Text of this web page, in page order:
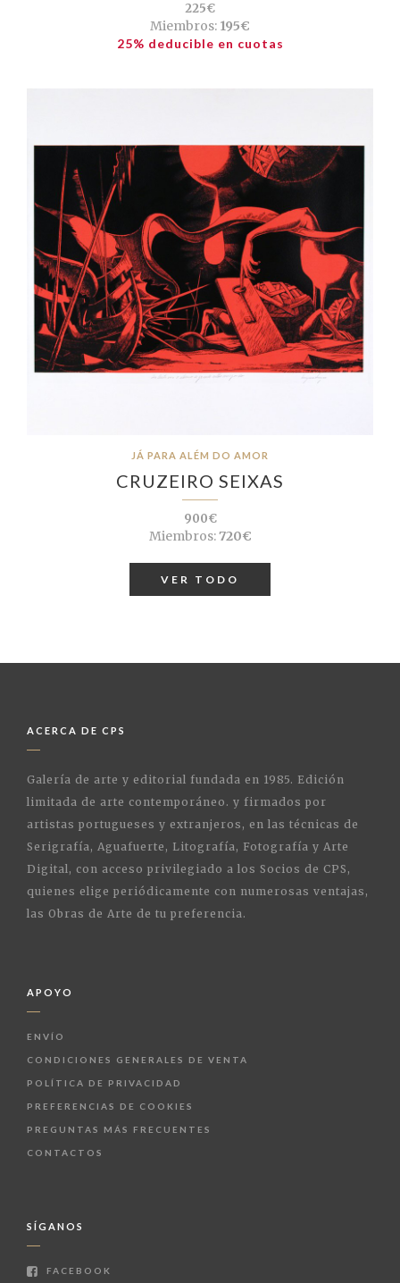
225€
Miembros: 195€
25% deducible en cuotas
JÁ PARA ALÉM DO AMOR
CRUZEIRO SEIXAS
900€
Miembros:720€
VER TODO
ACERCA DE CPS
Galería de arte y editorial fundada en 1985. Edición
limitada de arte contemporáneo. y firmados por
artistas portugueses y extranjeros, en las técnicas de
Serigrafía, Aguafuerte, Litografía, Fotografía y Arte
Digital, con acceso privilegiado a los Socios de CPS,
quienes elige periódicamente con numerosas ventajas,
las Obras de Arte de tu preferencia.
APOYO
ENVÍO
CONDICIONES GENERALES DE VENTA
POLÍTICA DE PRIVACIDAD
PREFERENCIAS DE COOKIES
PREGUNTAS MÁS FRECUENTES
CONTACTOS
SÍGANOS
FACEBOOK